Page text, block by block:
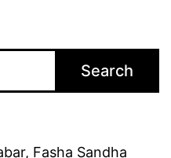
r
k
Search
Fasha Sandha